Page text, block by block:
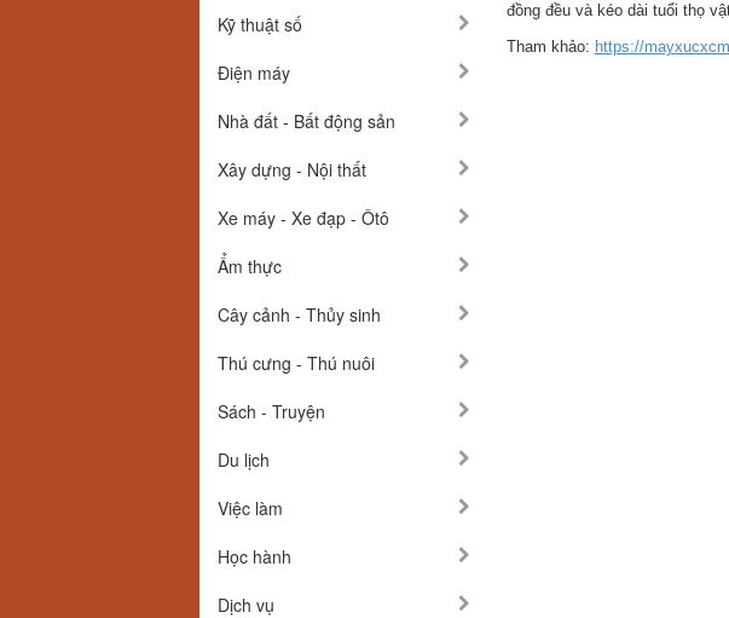
Kỹ thuật số
Điện máy
Nhà đất - Bất động sản
Xây dựng - Nội thất
Xe máy - Xe đạp - Ôtô
Ẩm thực
Cây cảnh - Thủy sinh
Thú cưng - Thú nuôi
Sách - Truyện
Du lịch
Việc làm
Học hành
Dịch vụ
đồng đều và kéo dài tuổi thọ
Tham khảo: https://